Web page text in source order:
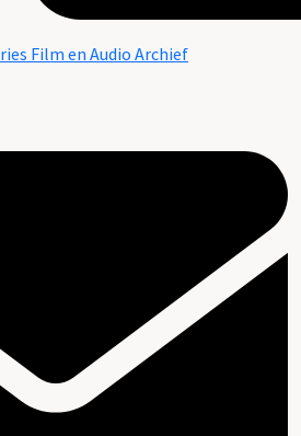
Film en Audio Archief